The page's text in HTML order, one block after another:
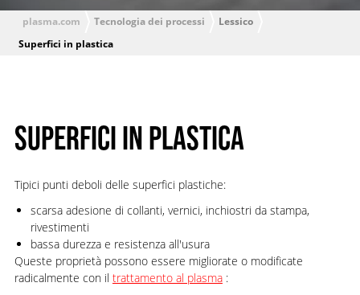
plasma.com Tecnologia dei processi
Lessico
Superfici in plastica
SUPERFICI IN PLASTICA
Tipici punti deboli delle superfici plastiche:
scarsa adesione di collanti, vernici, inchiostri da stampa,
rivestimenti
bassa durezza e resistenza all'usura
Queste proprietà possono essere migliorate o modificate
radicalmente con il trattamento al plasma: